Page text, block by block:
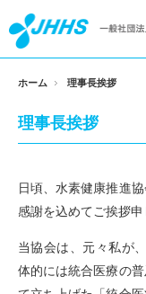
ホーム 理事長挨拶
理事長挨拶
日頃、水素健康推進
感謝を込めてご挨拶申
当協会は、元々私が
体的には統合医療の